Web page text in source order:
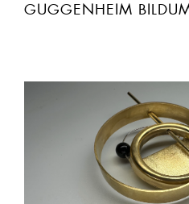
GUGGENHEIM